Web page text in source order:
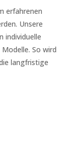
erfahrenen
Unsere
individuelle
So wird
langfristige